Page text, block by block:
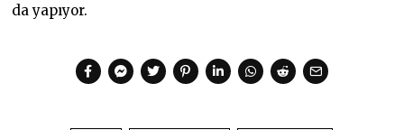
da yapıyor.